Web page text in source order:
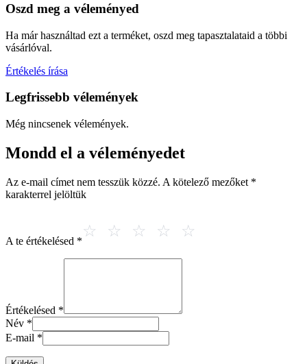
Oszd meg a véleményed
Ha már használtad ezt a terméket, oszd meg tapasztalataid a többi
vásárlóval.
Értékelés írása
Legfrissebb vélemények
Még nincsenek vélemények.
Mondd el a véleményedet
Az e-mail címet nem tesszük közzé. A kötelező mezőket *
karakterrel jelöltük
A te értékelésed *
Értékelésed *
Név *
E-mail *